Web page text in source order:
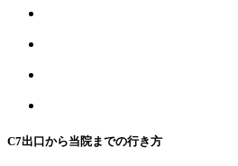
C7出口から当院までの行き方